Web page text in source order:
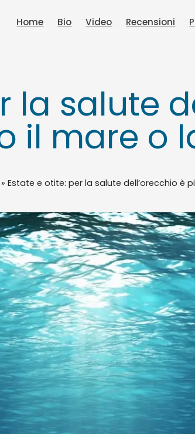
Home Bio Video Recensioni
la salute
il mare o
» Estate e otite: per la salute dell’orecchio è